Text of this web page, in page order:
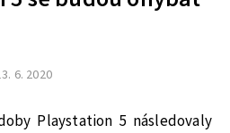
6. 2020
Playstation 5 následovaly